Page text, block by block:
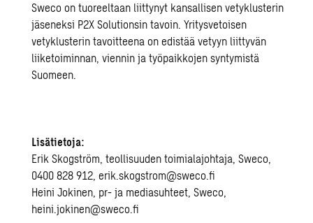
Sweco on tuoreeltaan liittynyt kansallisen vetyklusterin
jäseneksi P2X Solutionsin tavoin. Yritysvetoisen
vetyklusterin tavoitteena on edistää vetyyn liittyvän
liiketoiminnan, viennin ja työpaikkojen syntymistä
Suomeen.
Lisätietoja:
Erik Skogström, teollisuuden toimialajohtaja, Sweco,
0400 828 912,erik.skogstrom@sweco.fi
Heini Jokinen, pr- ja mediasuhteet, Sweco,
heini.jokinen@sweco.fi